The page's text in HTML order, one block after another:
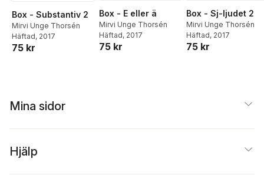
Box - Substantiv 2
Mirvi Unge Thorsén
Häftad, 2017
75 kr
Box - E eller ä
Mirvi Unge Thorsén
Häftad, 2017
75 kr
Box - Sj-ljudet 2
Mirvi Unge Thorsén
Häftad, 2017
75 kr
Mina sidor
Hjälp